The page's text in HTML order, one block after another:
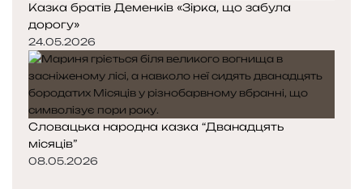
Казка братів Деменків «Зірка, що забула
дорогу»
24.05.2026
Словацька народна казка “Дванадцять
місяців”
08.05.2026